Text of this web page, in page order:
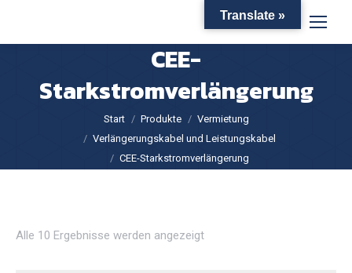
CEE-
Starkstromverlängerung
Sie befinden sich hier:
Start Produkte
Vermietung
Verlängerungskabel und Leistungskabel
CEE-Starkstromverlängerung
Alle 10 Ergebnisse werden angezeigt
Translate »